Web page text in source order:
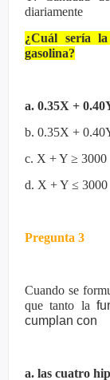
diariamente
¿Cuál sería
gasolina?
a. 0.35X +
b. 0.35X +
c. X + Y ≥ 3000
d. X + Y ≤ 3000
Pregunta 3
Cuando se
que tanto la
cumplan con
a. las cuatro